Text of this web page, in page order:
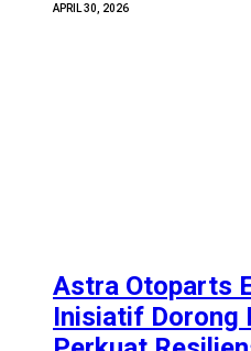
APRIL 30, 2026
Astra Otoparts
Inisiatif Dorong